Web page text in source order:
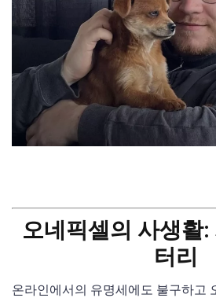
오네픽셀의 사생활
터리
온라인에서의 유명세에도 불구하고